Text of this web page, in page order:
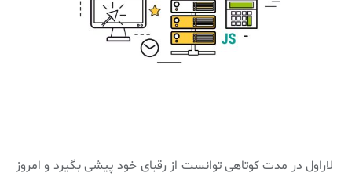
لاراول در مدت کوتاهی توانست از رقبای خود پیشی بگیرد و امروز